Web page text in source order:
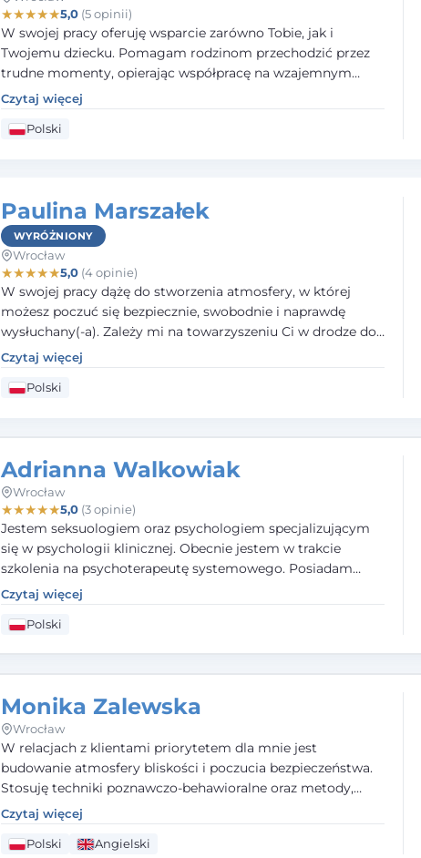
★★★★★5,0(5 opinii)
W swojej pracy oferuję wsparcie zarówno Tobie, jak i
Twojemu dziecku. Pomagam rodzinom przechodzić przez
trudne momenty, opierając współpracę na wzajemnym
zaufaniu i otwartej komunikacji. Posiadam doświadczenie w
pracy z dziećmi i młodzieżą mierzącymi się z różnorodnymi
trudnościami emocjonalnymi oraz rozwojowymi.
Czytaj więcej
Polski
Paulina Marszałek
WYRÓŻNIONY
Wrocław
★★★★★5,0(4 opinie)
W swojej pracy dążę do stworzenia atmosfery, w której
możesz poczuć się bezpiecznie, swobodnie i naprawdę
wysłuchany(-a). Zależy mi na towarzyszeniu Ci w drodze do
większego dobrostanu, lepszego poznania siebie oraz
budowania wartościowych i satysfakcjonujących relacji -
zarówno z innymi, jak i z samym sobą. Możliwość bycia
Czytaj więcej
Polski
Adrianna Walkowiak
Wrocław
★★★★★5,0(3 opinie)
Jestem seksuologiem oraz psychologiem specjalizującym
się w psychologii klinicznej. Obecnie jestem w trakcie
szkolenia na psychoterapeutę systemowego. Posiadam
status członka nadzwyczajnego Wielkopolskiego
Towarzystwa Terapii Systemowej oraz należę do Polskiego
Towarzystwa Psychiatrycznego. W mojej pracy na
zasobach.
Czytaj więcej
Polski
Monika Zalewska
Wrocław
W relacjach z klientami priorytetem dla mnie jest
budowanie atmosfery bliskości i poczucia bezpieczeństwa.
Stosuję techniki poznawczo-behawioralne oraz metody,
które koncentrują się na rozwiązaniach (TSR). Te polegają na
osiąganiu zamierzonych celów (doprowadzeniu do
rozwiązania trudnych sytuacji) poprzez identyfikowanie i
Czytaj więcej
Polski Angielski